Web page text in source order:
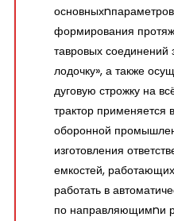
формирования
тавровых соединений
лодочку», а также
дуговую строжку на
трактор применяется
оборонной
изготовления
емкостей,
работать в
по направляющимnи